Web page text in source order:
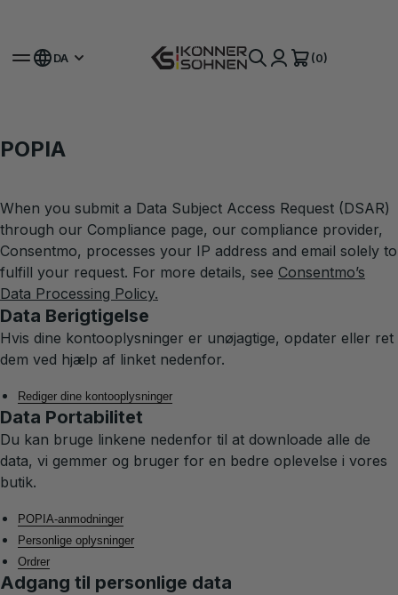
DA (0)
POPIA
When you submit a Data Subject Access Request (DSAR)
through our Compliance page, our compliance provider,
Consentmo, processes your IP address and email solely to
fulfill your request. For more details, see Consentmo’s
Data Processing Policy.
Data Berigtigelse
Hvis dine kontooplysninger er unøjagtige, opdater eller ret
dem ved hjælp af linket nedenfor.
Rediger dine kontooplysninger
Data Portabilitet
Du kan bruge linkene nedenfor til at downloade alle de
data, vi gemmer og bruger for en bedre oplevelse i vores
butik.
POPIA-anmodninger
Personlige oplysninger
Ordrer
Adgang til personlige data